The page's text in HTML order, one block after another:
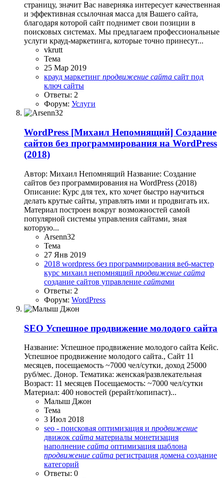
страницу, значит Вас наверняка интересует качественная
и эффективная ссылочная масса для Вашего сайта,
благодаря которой сайт поднимет свои позиции в
поисковых системах. Мы предлагаем профессиональные
услуги крауд-маркетинга, которые точно принесут...
vkrutt
Тема
25 Мар 2019
крауд маркетинг продвижение сайта сайт под
ключ сайты
Ответы: 2
Форум: Услуги
WordPress [Михаил Непомнящий] Создание
сайтов без программирования на WordPress
(2018)
Автор: Михаил Непомнящий Название: Создание
сайтов без программирования на WordPress (2018)
Описание: Курс для тех, кто хочет быстро научиться
делать крутые сайты, управлять ими и продвигать их.
Материал построен вокруг возможностей самой
популярной системы управления сайтами, зная
которую...
Arsenn32
Тема
27 Янв 2019
2018 wordpress без программирования веб-мастер
курс михаил непомнящий продвижение сайта
создание сайтов управление сайтами
Ответы: 2
Форум: WordPress
SEO Успешное продвижение молодого сайта
Название: Успешное продвижение молодого сайта Кейс.
Успешное продвижение молодого сайта., Сайт 11
месяцев, посещаемость ~7000 чел/сутки, доход 25000
руб/мес. Донор. Тематика: женская/развлекательная
Возраст: 11 месяцев Посещаемость: ~7000 чел/сутки
Материал: 400 новостей (рерайт/копипаст)...
Малыш Джон
Тема
3 Июл 2018
seo - поисковая оптимизация и продвижение
движок сайта материалы монетизация
наполнение сайта оптимизация шаблона
продвижение сайта регистрация домена создание
категорий
Ответы: 0